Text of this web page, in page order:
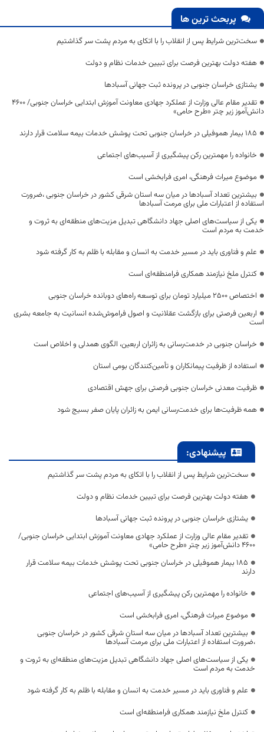
پربحث ترین ها
سخت‌ترین شرایط پس از انقلاب را با اتکای به مردم پشت سر گذاشتیم
هفته دولت بهترین فرصت برای تبیین خدمات نظام و دولت
یشتازی خراسان جنوبی در پرونده ثبت جهانی آسبادها
تقدیر مقام عالی وزارت از عملکرد جهادی معاونت آموزش ابتدایی خراسان جنوبی/ ۴۶۰۰
دانش‌آموز زیر چتر «طرح حامی»
۱۸۵ بیمار هموفیلی در خراسان جنوبی تحت پوشش خدمات بیمه سلامت قرار دارند
خانواده را مهمترین رکن پیشگیری از آسیب‌های اجتماعی
موضوع میراث فرهنگی، امری فرابخشی است
بیشترین تعداد آسبادها در میان سه استان شرقی کشور در خراسان جنوبی ،ضرورت
استفاده از اعتبارات ملی برای مرمت آسبادها
یکی از سیاست‌های اصلی جهاد دانشگاهی تبدیل مزیت‌های منطقه‌ای به ثروت و
خدمت به مردم است
علم و فناوری باید در مسیر خدمت به انسان و مقابله با ظلم به کار گرفته شود
کنترل ملخ نیازمند همکاری فرامنطقه‌ای است
اختصاص 2500 میلیارد تومان برای توسعه راه‌های دوبانده خراسان جنوبی
اربعین فرصتی برای بازگشت عقلانیت و اصول فراموش‌شده انسانیت به جامعه بشری
است
خراسان جنوبی در خدمت‌رسانی به زائران اربعین، الگوی همدلی و اخلاص است
استفاده از ظرفیت پیمانکاران و تأمین‌کنندگان بومی استان
ظرفیت معدنی خراسان جنوبی فرصتی برای جهش اقتصادی
همه ظرفیت‌ها برای خدمت‌رسانی ایمن به زائران پایان صفر بسیج شود
پیشنهادی:
سخت‌ترین شرایط پس از انقلاب را با اتکای به مردم پشت سر گذاشتیم
هفته دولت بهترین فرصت برای تبیین خدمات نظام و دولت
یشتازی خراسان جنوبی در پرونده ثبت جهانی آسبادها
تقدیر مقام عالی وزارت از عملکرد جهادی معاونت آموزش ابتدایی خراسان جنوبی/
۴۶۰۰ دانش‌آموز زیر چتر «طرح حامی»
۱۸۵ بیمار هموفیلی در خراسان جنوبی تحت پوشش خدمات بیمه سلامت قرار
دارند
خانواده را مهمترین رکن پیشگیری از آسیب‌های اجتماعی
موضوع میراث فرهنگی، امری فرابخشی است
بیشترین تعداد آسبادها در میان سه استان شرقی کشور در خراسان جنوبی
،ضرورت استفاده از اعتبارات ملی برای مرمت آسبادها
یکی از سیاست‌های اصلی جهاد دانشگاهی تبدیل مزیت‌های منطقه‌ای به ثروت و
خدمت به مردم است
علم و فناوری باید در مسیر خدمت به انسان و مقابله با ظلم به کار گرفته شود
کنترل ملخ نیازمند همکاری فرامنطقه‌ای است